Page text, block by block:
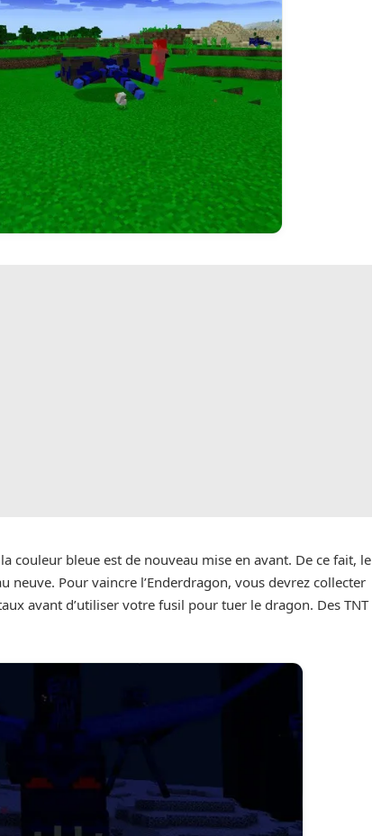
couleur bleue est de nouveau mise en avant. De ce fait, le
neuve. Pour vaincre l’Enderdragon, vous devrez collecter
avant d’utiliser votre fusil pour tuer le dragon. Des TNT